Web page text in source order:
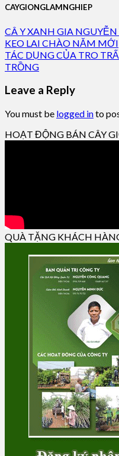
CAYGIONGLAMNGHIEP
CÂ Y XANH GIA
KEO LAI CHÀO NĂM MỚI
TÁC DỤNG CỦA TRO
TRỒNG
Leave a Reply
You must be logged into
HOẠT ĐỘNG BÁN CÂY
QUÀ TẶNG KHÁCH